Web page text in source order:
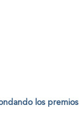
los premios